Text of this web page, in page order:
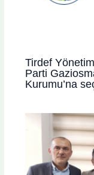
Tirdef
Parti
Kurumu’na